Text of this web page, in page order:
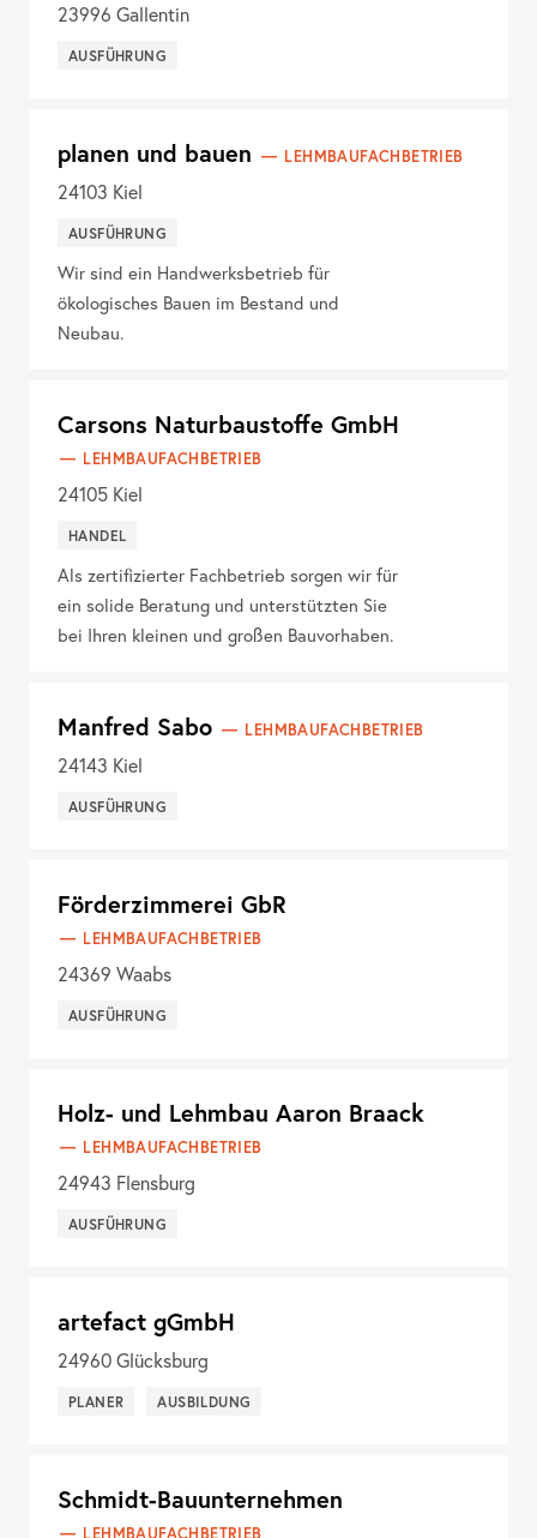
23996 Gallentin
AUSFÜHRUNG
planen und bauen LEHMBAUFACHBETRIEB
24103 Kiel
AUSFÜHRUNG
Wir sind ein Handwerksbetrieb für
ökologisches Bauen im Bestand und
Neubau.
Carsons Naturbaustoffe GmbH
LEHMBAUFACHBETRIEB
24105 Kiel
HANDEL
Als zertifizierter Fachbetrieb sorgen wir für
ein solide Beratung und unterstützten Sie
bei Ihren kleinen und großen Bauvorhaben.
Manfred Sabo LEHMBAUFACHBETRIEB
24143 Kiel
AUSFÜHRUNG
Förderzimmerei GbR
LEHMBAUFACHBETRIEB
24369 Waabs
AUSFÜHRUNG
Holz- und Lehmbau Aaron Braack
LEHMBAUFACHBETRIEB
24943 Flensburg
AUSFÜHRUNG
artefact gGmbH
24960Glücksburg
PLANER AUSBILDUNG
Schmidt-Bauunternehmen
LEHMBAUFACHBETRIEB